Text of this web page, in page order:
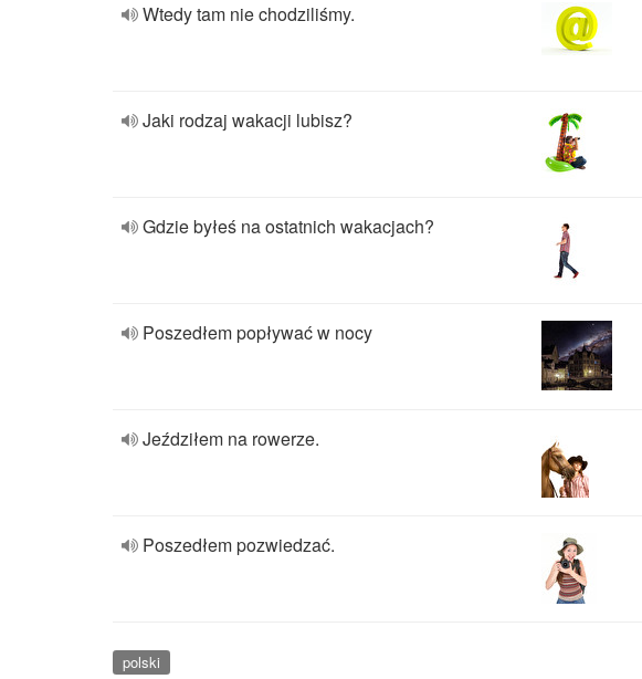
Wtedy tam nie chodziliśmy.
Jaki rodzaj wakacji lubisz?
Gdzie byłeś na ostatnich wakacjach?
Poszedłem popływać w nocy
Jeździłem na rowerze.
Poszedłem pozwiedzać.
polski